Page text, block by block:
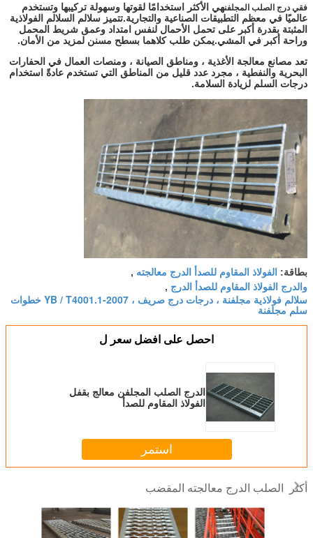
فقي درج الصلب المجلفنهي الأكثر استخدامًا لقوتها وسهولة تركيبها وتستخدم
عالميًا في معظم التطبيقات الصناعية والتجارية.تتميز سلالم السلالم الفولاذية
المثبتة بقدرة أكبر على تحمل الأحمال لنفس امتداد وعمق شريط المحمل
وراحة أكبر في المشي.يمكن طلب كلاهما بسطح مسنن لمزيد من الأمان.
تعد مصانع معالجة الأغذية ، ومناطق الصيانة ، ومنصات العمال في الحفارات
البحرية والنفطية ، مجرد عدد قليل من المناطق التي تستخدم عادةً استخدام
درجات السلم لزيادة السلامة.
بطاقة: الفولاذ المقاوم للصدأ الدرج معالجته ,
والدرج الفولاذ المقاوم للصدأ الدرج ,
سلالم فولاذية مجلفنة ، درجات درج صريف ، YB / T4001.1-2007 خطوات
سلم مجلفنة
احصل على افضل سعر ل
الدرج الصلب المجلفن معالج بقفل
الفولاذ المقاوم للصدأ
استمر
أكثر الصلب الدرج معالجته المقضب